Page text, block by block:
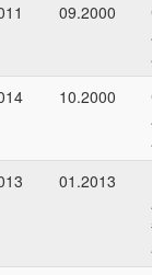
09.2000
10.2000
01.2013